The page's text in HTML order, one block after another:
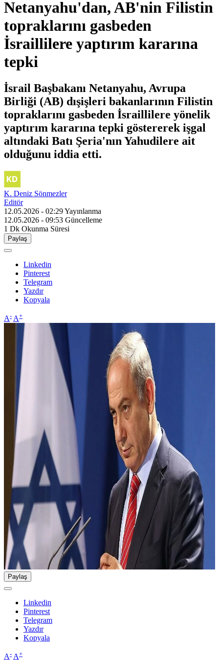
Netanyahu'dan, AB'nin Filistin
topraklarını gasbeden
İsraillilere yaptırım kararına
tepki
İsrail Başbakanı Netanyahu, Avrupa
Birliği (AB) dışişleri bakanlarının Filistin
topraklarını gasbeden İsraillilere yönelik
yaptırım kararına tepki göstererek işgal
altındaki Batı Şeria'nın Yahudilere ait
olduğunu iddia etti.
K. Deniz Sönmezler
Editör
12.05.2026 - 02:29Yayınlanma
12.05.2026 - 09:53 Güncelleme
1 Dk Okunma Süresi
Paylaş
Linkedin
Pinterest
Telegram
Yazdır
Kopyala
A- A+
Paylaş
Linkedin
Pinterest
Telegram
Yazdır
Kopyala
A- A+